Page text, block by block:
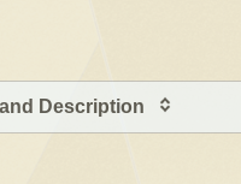
Description